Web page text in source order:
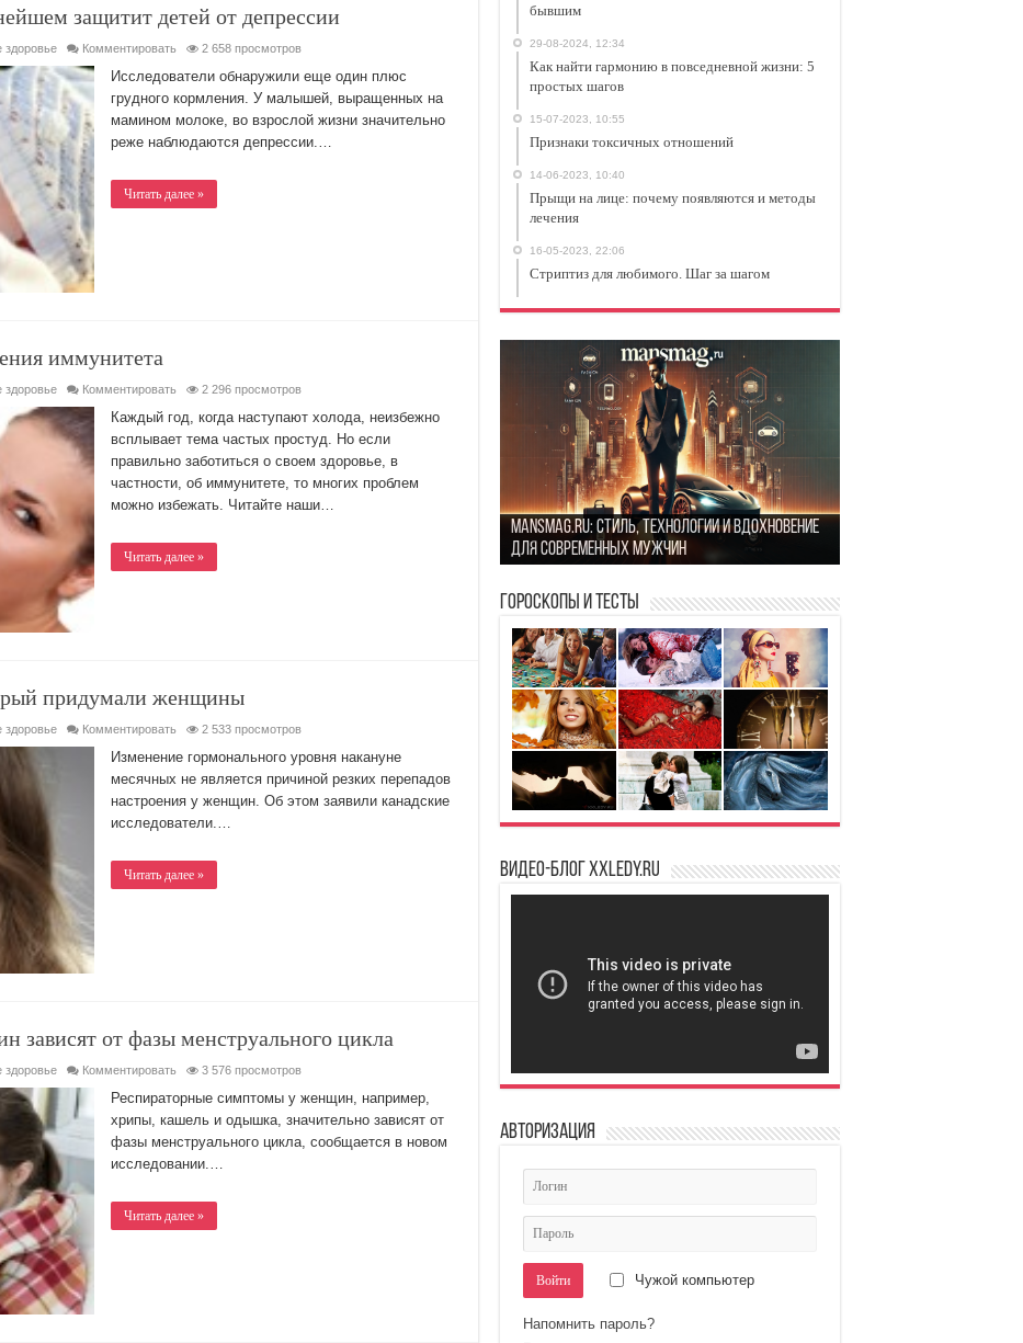
защитит детей от депрессии
здоровье Комментировать 2 658 просмотров
Исследователи обнаружили еще один плюс
грудного кормления. У малышей, выращенных на
мамином молоке, во взрослой жизни значительно
реже наблюдаются депрессии.…
Читать далее »
иммунитета
здоровье Комментировать 2 296 просмотров
Каждый год, когда наступают холода, неизбежно
всплывает тема частых простуд. Но если
правильно заботиться о своем здоровье, в
частности, об иммунитете, то многих проблем
можно избежать. Читайте наши…
Читать далее »
придумали женщины
здоровье Комментировать 2 533 просмотров
Изменение гормонального уровня накануне
месячных не является причиной резких перепадов
настроения у женщин. Об этом заявили канадские
исследователи.…
Читать далее »
от фазы менструального цикла
здоровье Комментировать 3 576 просмотров
Респираторные симптомы у женщин, например,
хрипы, кашель и одышка, значительно зависят от
фазы менструального цикла, сообщается в новом
исследовании.…
Читать далее »
бывшим
29-08-2024, 12:34
Как найти гармонию в повседневной жизни: 5
простых шагов
15-07-2023, 10:55
Признаки токсичных отношений
14-06-2023, 10:40
Прыщи на лице: почему появляются и методы
лечения
16-05-2023, 22:06
Стриптиз для любимого. Шаг за шагом
MansMag.ru: стиль, технологии и вдохновение
для современных мужчин
Стоит или нет: Несколько вопросов, которые
стоит задать себе перед тем, как сойтись с
бывшим
Как найти гармонию в повседневной жизни: 5
простых шагов
Признаки токсичных отношений
Гороскопы и Тесты
Видео-блог XXLedy.ru
Авторизация
Чужой компьютер
Напомнить пароль?